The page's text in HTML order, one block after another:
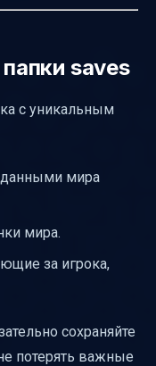
saves
с уникальным
мира
мира.
за игрока,
сохраняйте
потерять важные